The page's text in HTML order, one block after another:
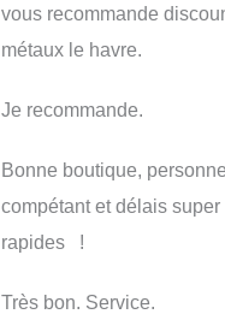
vous recommande
métaux le havre.
Je recommande.
Bonne boutique,
compétant et délais super
rapides !
Très bon. Service.